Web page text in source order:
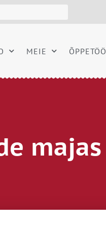
MEIE ÕPPETÖÖ
majas